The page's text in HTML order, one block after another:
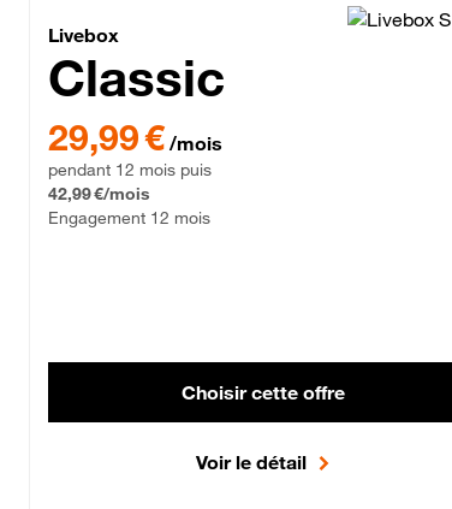
Fibre
Livebox Classic Fibre
Livebox
Classic
29,99 € /mois
pendant 12 mois puis
42,99 €/mois
Engagement 12 mois
Choisir cette offre
Voir le détail